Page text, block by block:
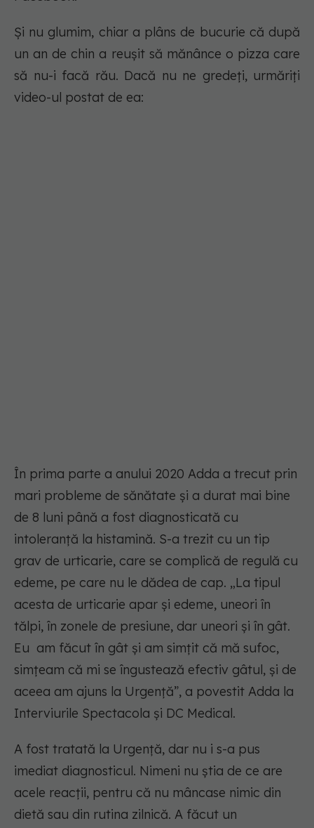
Și nu glumim, chiar a plâns de bucurie că după
un an de chin a reușit să mănânce o pizza care
să nu-i facă rău. Dacă nu ne gredeți, urmăriți
video-ul postat de ea:
În prima parte a anului 2020 Adda a trecut prin
mari probleme de sănătate și a durat mai bine
de 8 luni până a fost diagnosticată cu
intoleranță la histamină. S-a trezit cu un tip
grav de urticarie, care se complică de regulă cu
edeme, pe care nu le dădea de cap. „La tipul
acesta de urticarie apar și edeme, uneori în
tălpi, în zonele de presiune, dar uneori și în gât.
Eu am făcut în gât și am simțit că mă sufoc,
simțeam că mi se îngustează efectiv gâtul, și de
aceea am ajuns la Urgență”, a povestit Adda la
Interviurile Spectacola și DC Medical.
A fost tratată la Urgență, dar nu i s-a pus
imediat diagnosticul. Nimeni nu știa de ce are
acele reacții, pentru că nu mâncase nimic din
dietă sau din rutina zilnică. A făcut un